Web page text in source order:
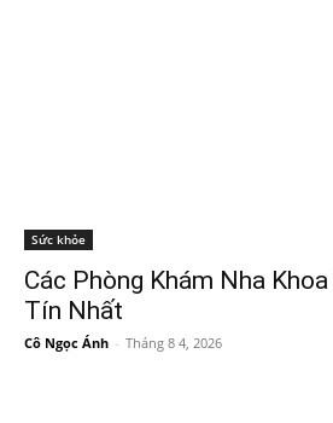
Sức khỏe
Các Phòng Khám Nha
Tín Nhất
Cô Ngọc Ánh - Tháng 8 4, 2026